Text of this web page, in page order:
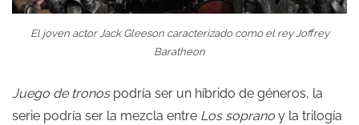
El joven actor Jack Gleeson caracterizado como el rey Joffrey
Baratheon
Juego de tronospodría ser un híbrido de géneros, la
serie podría ser la mezcla entre Los soprano y la trilogía